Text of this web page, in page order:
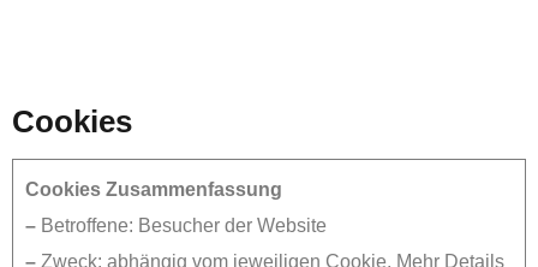
Cookies
Cookies Zusammenfassung
– Betroffene: Besucher der Website
– Zweck: abhängig vom jeweiligen Cookie. Mehr Details